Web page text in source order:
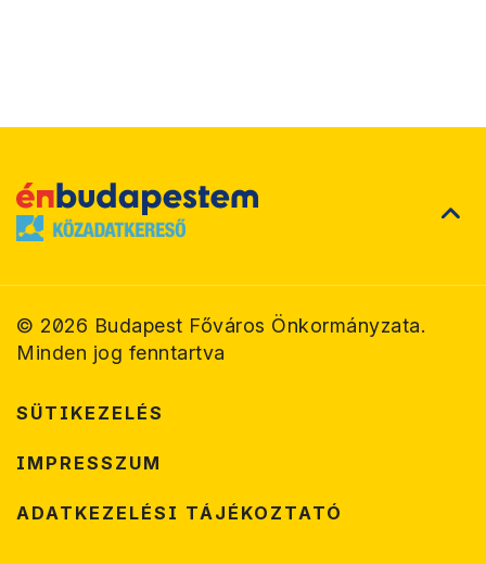
© 2026 Budapest Főváros Önkormányzata.
Minden jog fenntartva
SÜTIKEZELÉS
IMPRESSZUM
ADATKEZELÉSI TÁJÉKOZTATÓ